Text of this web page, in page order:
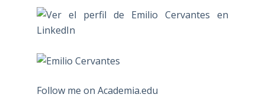
Follow me on Academia.edu